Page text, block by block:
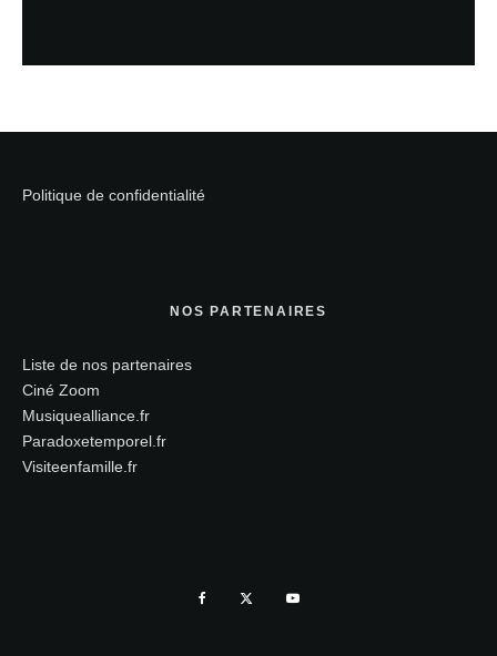
Politique de confidentialité
NOS PARTENAIRES
Liste de nos partenaires
Ciné Zoom
Musiquealliance.fr
Paradoxetemporel.fr
Visiteenfamille.fr